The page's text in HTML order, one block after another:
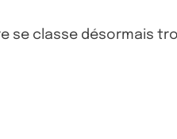
se classe désormais